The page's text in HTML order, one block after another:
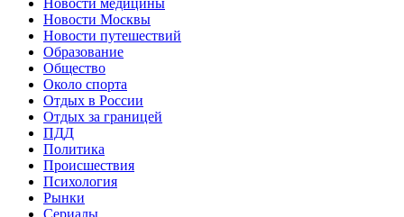
Новости Москвы
Новости путешествий
Образование
Общество
Около спорта
Отдых в России
Отдых за границей
ПДД
Политика
Происшествия
Психология
Рынки
Сериалы